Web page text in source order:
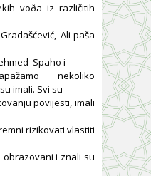
voða iz različitih
Ali-paša
Spaho i
nekoliko
imali. Svi su
povijesti, imali
rizikovati vlastiti
obrazovani i znali su